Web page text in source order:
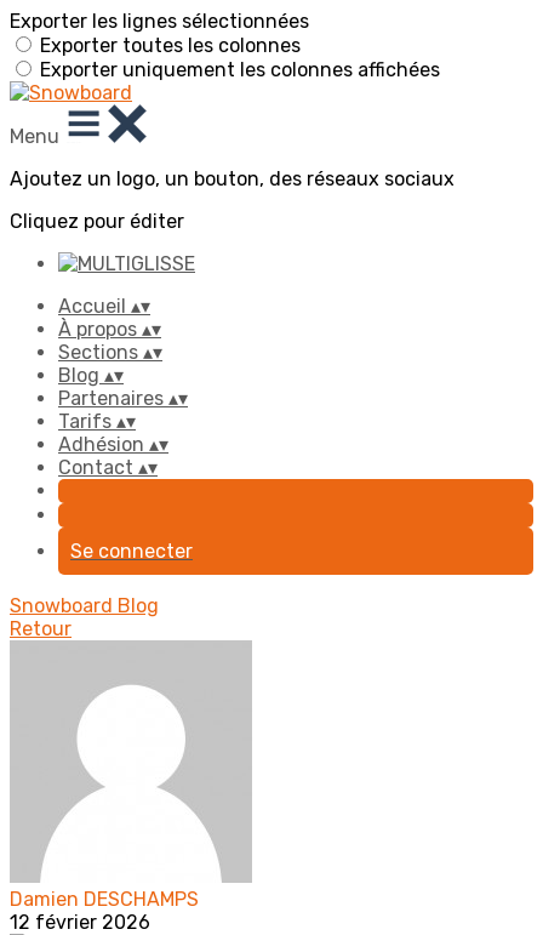
Exporter les lignes sélectionnées
Exporter toutes les colonnes
Exporter uniquement les colonnes affichées
Menu
Ajoutez un logo, un bouton, des réseaux sociaux
Cliquez pour éditer
Accueil ▴▾
À propos ▴▾
Sections ▴▾
Blog ▴▾
Partenaires ▴▾
Tarifs ▴▾
Adhésion ▴▾
Contact ▴▾
Se connecter
Snowboard Blog
Retour
Damien DESCHAMPS
12 février 2026